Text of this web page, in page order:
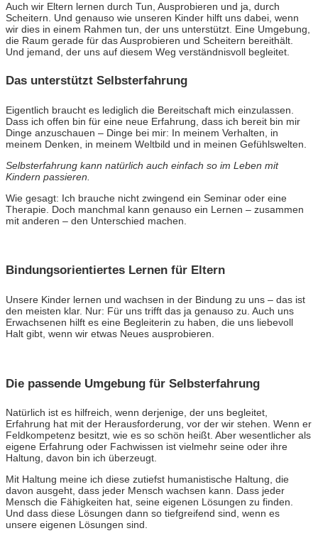
Auch wir Eltern lernen durch Tun, Ausprobieren und ja, durch
Scheitern. Und genauso wie unseren Kinder hilft uns dabei, wenn
wir dies in einem Rahmen tun, der uns unterstützt. Eine Umgebung,
die Raum gerade für das Ausprobieren und Scheitern bereithält.
Und jemand, der uns auf diesem Weg verständnisvoll begleitet.
Das unterstützt Selbsterfahrung
Eigentlich braucht es lediglich die Bereitschaft mich einzulassen.
Dass ich offen bin für eine neue Erfahrung, dass ich bereit bin mir
Dinge anzuschauen – Dinge bei mir: In meinem Verhalten, in
meinem Denken, in meinem Weltbild und in meinen Gefühlswelten.
Selbsterfahrung kann natürlich auch einfach so im Leben mit
Kindern passieren.
Wie gesagt: Ich brauche nicht zwingend ein Seminar oder eine
Therapie. Doch manchmal kann genauso ein Lernen – zusammen
mit anderen – den Unterschied machen.
Bindungsorientiertes Lernen für Eltern
Unsere Kinder lernen und wachsen in der Bindung zu uns – das ist
den meisten klar. Nur: Für uns trifft das ja genauso zu. Auch uns
Erwachsenen hilft es eine Begleiterin zu haben, die uns liebevoll
Halt gibt, wenn wir etwas Neues ausprobieren.
Die passende Umgebung für Selbsterfahrung
Natürlich ist es hilfreich, wenn derjenige, der uns begleitet,
Erfahrung hat mit der Herausforderung, vor der wir stehen. Wenn er
Feldkompetenz besitzt, wie es so schön heißt. Aber wesentlicher als
eigene Erfahrung oder Fachwissen ist vielmehr seine oder ihre
Haltung, davon bin ich überzeugt.
Mit Haltung meine ich diese zutiefst humanistische Haltung, die
davon ausgeht, dass jeder Mensch wachsen kann. Dass jeder
Mensch die Fähigkeiten hat, seine eigenen Lösungen zu finden.
Und dass diese Lösungen dann so tiefgreifend sind, wenn es
unsere eigenen Lösungen sind.